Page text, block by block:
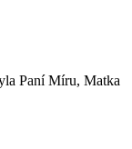
Paní Míru, Matka